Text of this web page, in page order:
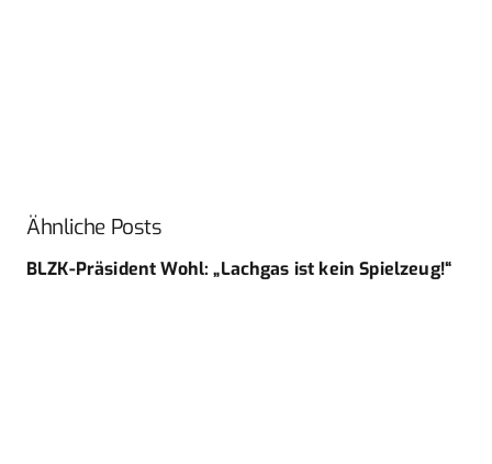
Ähnliche Posts
BLZK-Präsident Wohl: „Lachgas ist kein Spielzeug!“